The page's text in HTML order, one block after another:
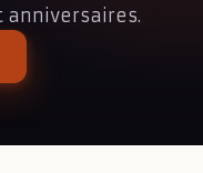
anniversaires.